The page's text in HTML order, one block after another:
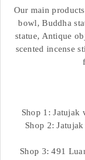
Our main
bowl, Buddha
statue, Antique
scented incense
Shop 1: Jatujak
Shop 2:
Shop 3: 491